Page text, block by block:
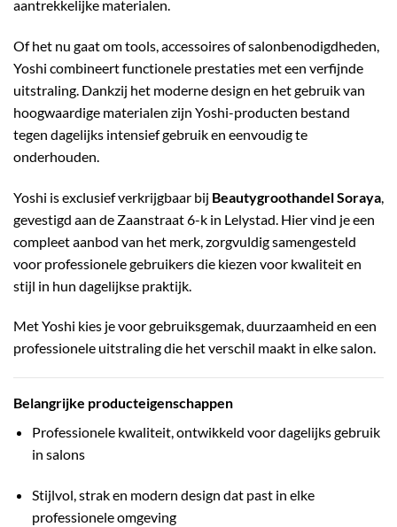
aantrekkelijke materialen.
Of het nu gaat om tools, accessoires of salonbenodigdheden,
Yoshi combineert functionele prestaties met een verfijnde
uitstraling. Dankzij het moderne design en het gebruik van
hoogwaardige materialen zijn Yoshi-producten bestand
tegen dagelijks intensief gebruik en eenvoudig te
onderhouden.
Yoshi is exclusief verkrijgbaar bij Beautygroothandel Soraya
gevestigd aan de Zaanstraat 6-k in Lelystad. Hier vind je een
compleet aanbod van het merk, zorgvuldig samengesteld
voor professionele gebruikers die kiezen voor kwaliteit en
stijl in hun dagelijkse praktijk.
Met Yoshi kies je voor gebruiksgemak, duurzaamheid en een
professionele uitstraling die het verschil maakt in elke salon.
Belangrijke producteigenschappen
Professionele kwaliteit, ontwikkeld voor dagelijks gebruik
in salons
Stijlvol, strak en modern design dat past in elke
professionele omgeving